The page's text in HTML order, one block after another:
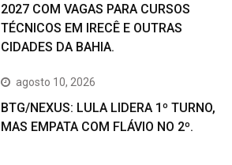
2027 COM VAGAS PARA CURSOS
TÉCNICOS EM IRECÊ E OUTRAS
CIDADES DA BAHIA.
agosto 10, 2026
BTG/NEXUS: LULA LIDERA 1º TURNO,
MAS EMPATA COM FLÁVIO NO 2º.